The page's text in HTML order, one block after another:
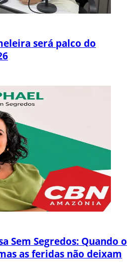
será palco do
Sem Segredos: Quando o
as feridas não deixam